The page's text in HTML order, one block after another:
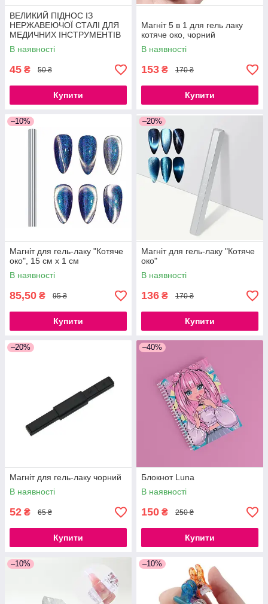
ВЕЛИКИЙ ПІДНОС ІЗ
НЕРЖАВЕЮЧОЇ СТАЛІ ДЛЯ
МЕДИЧНИХ ІНСТРУМЕНТІВ
21СМ
В наявності
45 ₴ 50 ₴
Купити
Магніт 5 в 1 для гель лаку
котяче око, чорний
В наявності
153 ₴ 170 ₴
Купити
–10%
Магніт для гель-лаку "Котяче
око", 15 см х 1 см
В наявності
85,50 ₴ 95 ₴
Купити
–20%
Магніт для гель-лаку "Котяче
око"
В наявності
136 ₴ 170 ₴
Купити
–20%
Магніт для гель-лаку чорний
В наявності
52 ₴ 65 ₴
Купити
–40%
Блокнот Luna
В наявності
150 ₴ 250 ₴
Купити
–10% –10%